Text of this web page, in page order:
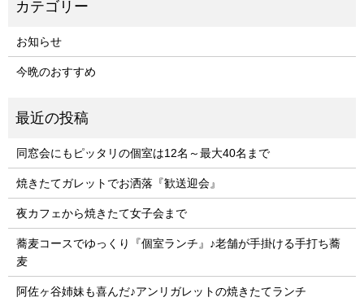
お知らせ
今晩のおすすめ
同窓会にもピッタリの個室は12名～最大40名まで
焼きたてガレットでお洒落『歓送迎会』
夜カフェから焼きたて女子会まで
蕎麦コースでゆっくり『個室ランチ』♪老舗が手掛ける手打ち蕎
麦
阿佐ヶ谷姉妹も喜んだ♪アンリガレットの焼きたてランチ